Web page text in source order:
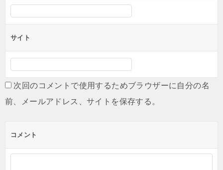
サイト
次回のコメントで使用するためブラウザーに自分の名
前、メールアドレス、サイトを保存する。
コメント